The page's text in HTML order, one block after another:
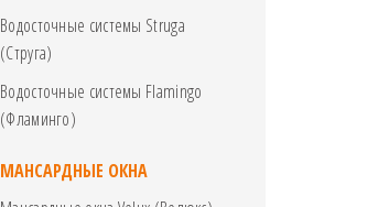
Водосточные системы Struga
(Струга)
Водосточные системы Flamingo
(Фламинго)
МАНСАРДНЫЕ ОКНА